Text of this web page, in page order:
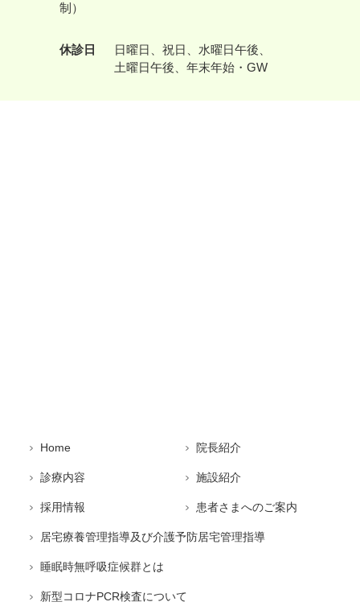
制）
休診日 日曜日 祝日
水曜日午後
土曜日午後
年末年始・GW
Home 院長紹介
診療内容 施設紹介
採用情報 患者さまへのご案内
居宅療養管理指導及び介護予防居宅管理指導
睡眠時無呼吸症候群とは
新型コロナPCR検査について